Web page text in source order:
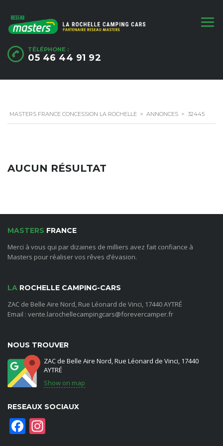
TÉLÉPHONE :
05 46 44 91 92
MASTERS FRANCE CONCESSION LA ROCHELLE > ANNONCES > 32445
AUCUN RÉSULTAT
MASTERS FRANCE
Merci à vous qui par dizaines de milliers avez fait confiance à
Masters pour réaliser vos rêves d’évasion.
LA ROCHELLE CAMPING-CARS
ZAC de Belle Aire Nord, Rue Léonard de Vinci, 17440 AYTRÉ
Email : vente.larochellecampingcars@forevercamper.fr
NOUS TROUVER
ZAC de Belle Aire Nord, Rue Léonard de Vinci, 17440
AYTRÉ
Show on map
RESEAUX SOCIAUX
Facebook